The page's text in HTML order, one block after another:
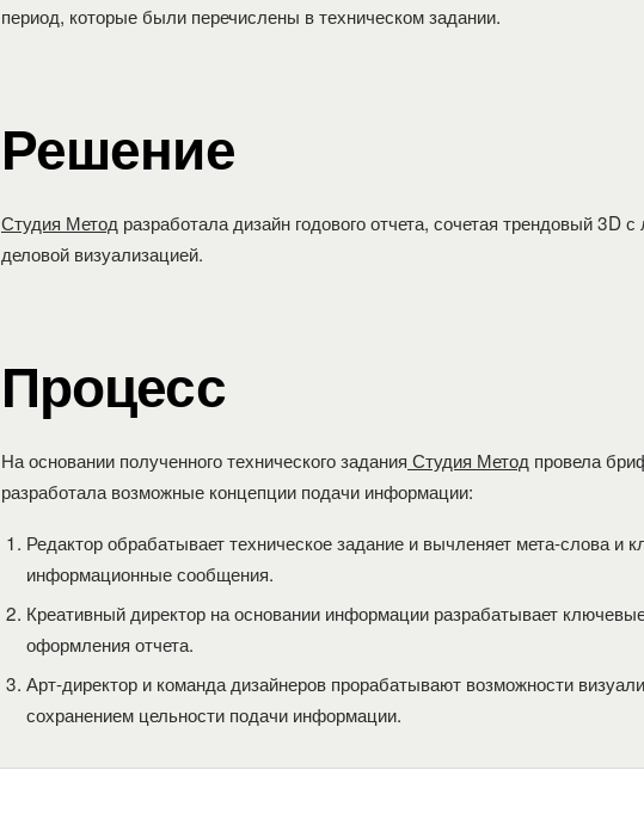
период, которые были перечислены в техническом задании.
Решение
Студия Метод разработала дизайн годового отчета, сочетая трендовый 3D с
деловой визуализацией.
Процесс
На основании полученного технического задания Студия Метод провела
разработала возможные концепции подачи информации:
Редактор обрабатывает техническое задание и вычленяет мета-слова и
информационные сообщения.
Креативный директор на основании информации разрабатывает
оформления отчета.
Арт-директор и команда дизайнеров прорабатывают возможности
сохранением цельности подачи информации.